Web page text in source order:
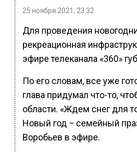
25 ноября 2021, 23:32
Для проведения
рекреационная
эфире телеканала «360»
По его словам, все уже
глава придумал что-то,
области. «Ждем снег для
Новый год − семейный
Воробьев в эфире.